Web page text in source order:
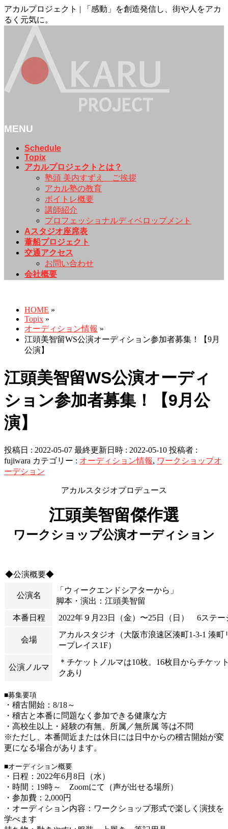
アカルプロジェクト | 「感動」を創造発信し、街や人をアカ
るく元気に。
MENU
Schedule
Topix
アカルプロジェクトとは？
塾頭 美内すずえ ご挨拶
アカル塾の教育
ボイトレ概要
講師紹介
プロフェッショナルディベロップメント
Aスタジオ座席表
葦船プロジェクト
交通アクセス
お問い合わせ
会社概要
HOME »
Topix »
オーディション情報 »
江頭美智留WS公演オーディション参加者募集！【9月
公演】
江頭美智留WS公演オーディ
ション参加者募集！【9月公
演】
投稿日 : 2022-05-07 最終更新日時 : 2022-05-10 投稿者 :
fujiwara カテゴリー : オーディション情報, ワークショップオ
ーデション
アカルスタジオプロデュース
江頭美智留傑作選
ワークショップ公演オーディション
◆公演概要◆
公演名
「ウィークエンドシアターから」
脚本・演出：江頭美智留
本番日程
2022年９月23日（金）〜25日（日） 6ステー
会場
アカルスタジオ（大阪市浪速区湊町1-3-1 湊町
ープレイス1F）
公演ノルマ
＊チケットノルマは10枚。16枚目からチケッ
クあり
■募集要項
・稽古開始：8/18～
・稽古と本番に問題なく参加できる健康な方
・高校生以上・経験の有無、所属／無所属 等は不問
※ただし、本番間近または休日には日中からの稽古開始が変
更になる場合があります。
■オーディション概要
・ 日程：2022年6月8日（水）
・時間：19時～ Zoomにて（声が出せる場所）
・参加費：2,000円
・オーディション内容：ワークショップ形式で楽しく演技を
学べます